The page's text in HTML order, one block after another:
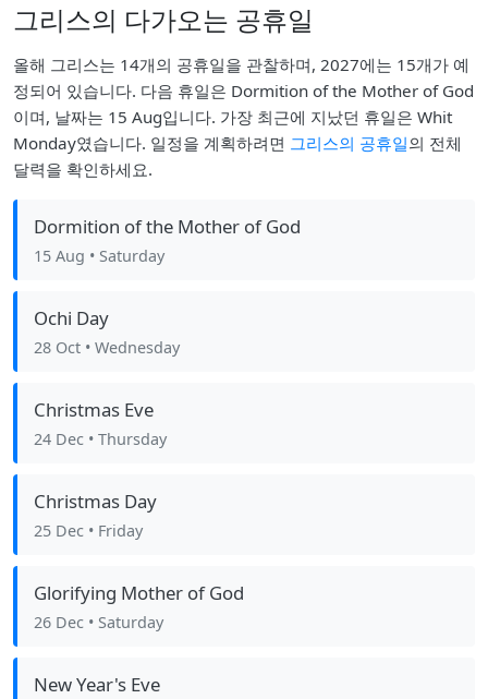
그리스의 다가오는 공휴일
올해 그리스는 14개의 공휴일을 관찰하며, 2027에는 15개가 예
정되어 있습니다. 다음 휴일은 Dormition of the Mother of God
이며, 날짜는 15 Aug입니다. 가장 최근에 지났던 휴일은 Whit
Monday였습니다. 일정을 계획하려면 그리스의 공휴일의 전체
달력을 확인하세요.
Dormition of the Mother of God
15 Aug • Saturday
Ochi Day
28 Oct • Wednesday
Christmas Eve
24 Dec • Thursday
Christmas Day
25 Dec • Friday
Glorifying Mother of God
26 Dec • Saturday
New Year's Eve